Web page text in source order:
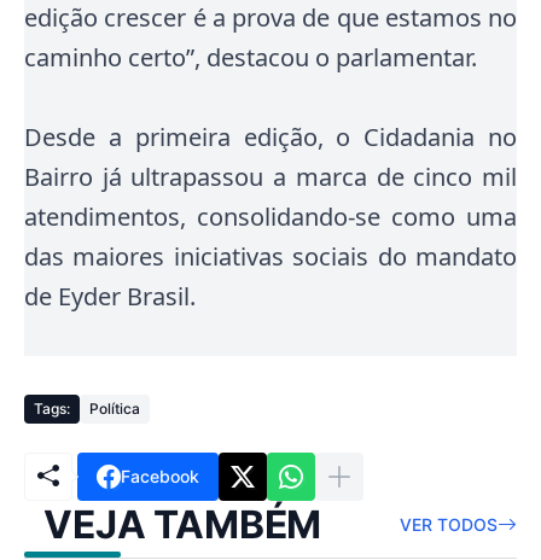
edição crescer é a prova de que estamos no
caminho certo”, destacou o parlamentar.
Desde a primeira edição, o Cidadania no
Bairro já ultrapassou a marca de cinco mil
atendimentos, consolidando-se como uma
das maiores iniciativas sociais do mandato
de Eyder Brasil.
Tags: Política
Facebook
VEJA TAMBÉM VER TODOS